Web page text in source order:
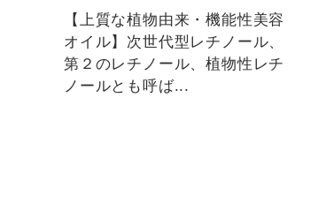
【上質な植物由来・機能性美容
オイル】次世代型レチノール、
第２のレチノール、植物性レチ
ノールとも呼ば...